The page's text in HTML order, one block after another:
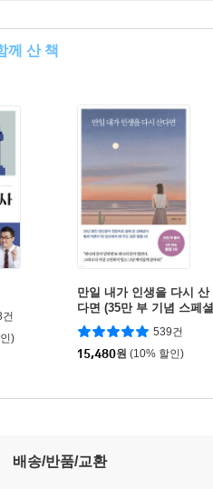
께 산 책
)
만일 내가 인생을 다시 산
다면 (35만 부 기념 스페셜
에디션)
539건
15,480원 (10% 할인)
배송/반품/교환